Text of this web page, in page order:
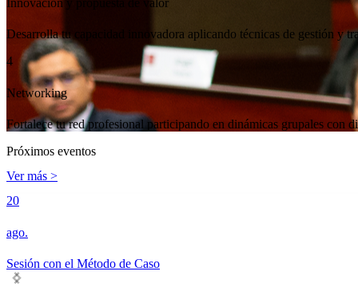
Desarrolla tu capacidad innovadora aplicando técnicas de gestión y
Fortalece tu red profesional participando en dinámicas grupales con
Próximos eventos
Ver más >
20
ago.
Sesión con el Método de Caso